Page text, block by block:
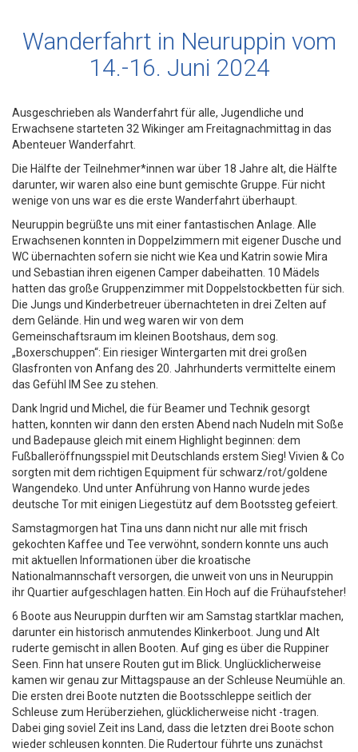
Wanderfahrt in Neuruppin vom
14.-16. Juni 2024
Ausgeschrieben als Wanderfahrt für alle, Jugendliche und
Erwachsene starteten 32 Wikinger am Freitagnachmittag in das
Abenteuer Wanderfahrt.
Die Hälfte der Teilnehmer*innen war über 18 Jahre alt, die Hälfte
darunter, wir waren also eine bunt gemischte Gruppe. Für nicht
wenige von uns war es die erste Wanderfahrt überhaupt.
Neuruppin begrüßte uns mit einer fantastischen Anlage. Alle
Erwachsenen konnten in Doppelzimmern mit eigener Dusche und
WC übernachten sofern sie nicht wie Kea und Katrin sowie Mira
und Sebastian ihren eigenen Camper dabeihatten. 10 Mädels
hatten das große Gruppenzimmer mit Doppelstockbetten für sich.
Die Jungs und Kinderbetreuer übernachteten in drei Zelten auf
dem Gelände. Hin und weg waren wir von dem
Gemeinschaftsraum im kleinen Bootshaus, dem sog.
„Boxerschuppen“: Ein riesiger Wintergarten mit drei großen
Glasfronten von Anfang des 20. Jahrhunderts vermittelte einem
das Gefühl IM See zu stehen.
Dank Ingrid und Michel, die für Beamer und Technik gesorgt
hatten, konnten wir dann den ersten Abend nach Nudeln mit Soße
und Badepause gleich mit einem Highlight beginnen: dem
Fußballeröffnungsspiel mit Deutschlands erstem Sieg! Vivien & Co
sorgten mit dem richtigen Equipment für schwarz/rot/goldene
Wangendeko. Und unter Anführung von Hanno wurde jedes
deutsche Tor mit einigen Liegestütz auf dem Bootssteg gefeiert.
Samstagmorgen hat Tina uns dann nicht nur alle mit frisch
gekochten Kaffee und Tee verwöhnt, sondern konnte uns auch
mit aktuellen Informationen über die kroatische
Nationalmannschaft versorgen, die unweit von uns in Neuruppin
ihr Quartier aufgeschlagen hatten. Ein Hoch auf die Frühaufsteher!
6 Boote aus Neuruppin durften wir am Samstag startklar machen,
darunter ein historisch anmutendes Klinkerboot. Jung und Alt
ruderte gemischt in allen Booten. Auf ging es über die Ruppiner
Seen. Finn hat unsere Routen gut im Blick. Unglücklicherweise
kamen wir genau zur Mittagspause an der Schleuse Neumühle an.
Die ersten drei Boote nutzten die Bootsschleppe seitlich der
Schleuse zum Herüberziehen, glücklicherweise nicht -tragen.
Dabei ging soviel Zeit ins Land, dass die letzten drei Boote schon
wieder schleusen konnten. Die Rudertour führte uns zunächst